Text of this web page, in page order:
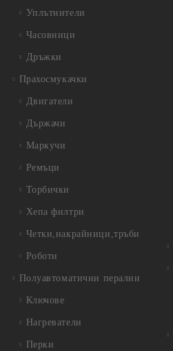
Уплътнители
Часовници
Дръжки
Прахосмукачки
Двигатели
Държачи
Маркучи
Ремъци
Торбички
Хепа филтри
Четки,накрайници,тръби
Роботи
Полуавтоматични перални
Ключове
Нагреватели
Перки